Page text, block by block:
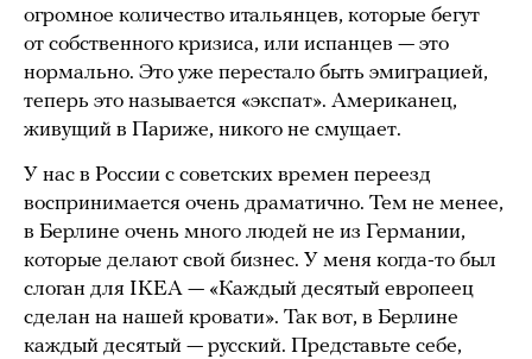
огромное количество итальянцев, которые бегут
от собственного кризиса, или испанцев — это
нормально. Это уже перестало быть эмиграцией,
теперь это называется «экспат». Американец,
живущий в Париже, никого не смущает.
У нас в России с советских времен переезд
воспринимается очень драматично. Тем не менее,
в Берлине очень много людей не из Германии,
которые делают свой бизнес. У меня когда-то был
слоган для IKEA — «Каждый десятый европеец
сделан на нашей кровати». Так вот, в Берлине
каждый десятый — русский. Представьте себе,